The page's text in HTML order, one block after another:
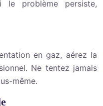
le problème persiste,
en gaz, aérez la
Ne tentez jamais
même.